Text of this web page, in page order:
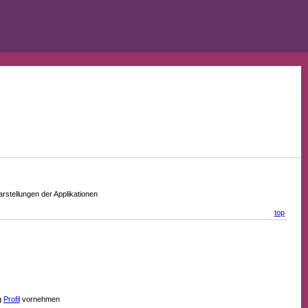
der Applikationen
top
Profil vornehmen